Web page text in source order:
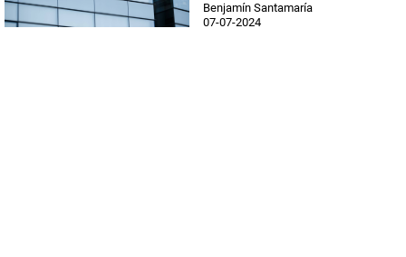
Benjamín Santamaría
07-07-2024